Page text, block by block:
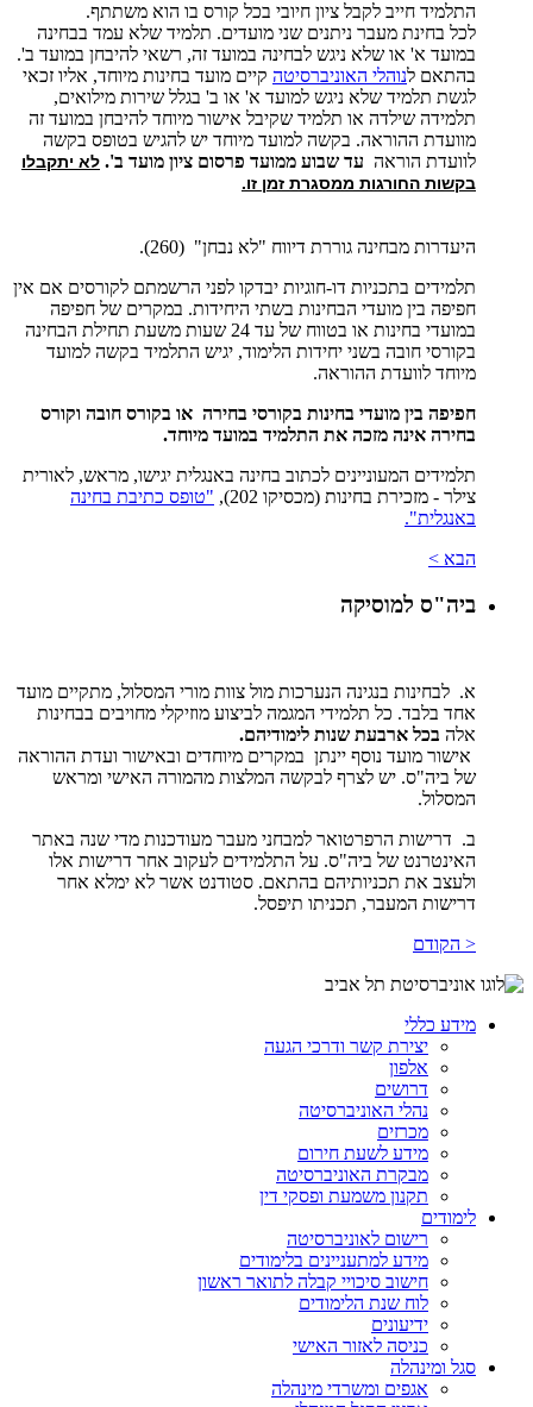
התלמיד חייב לקבל ציון חיובי בכל קורס בו הוא משתתף.
לכל בחינת מעבר ניתנים שני מועדים. תלמיד שלא עמד בבחינה
במועד א' או שלא ניגש לבחינה במועד זה, רשאי להיבחן במועד ב'.
בהתאם לנוהלי האוניברסיטה קיים מועד בחינות מיוחד, אליו זכאי
לגשת תלמיד שלא ניגש למועד א' או ב' בגלל שירות מילואים,
תלמידה שילדה או תלמיד שקיבל אישור מיוחד להיבחן במועד זה
מוועדת ההוראה. בקשה למועד מיוחד יש להגיש בטופס בקשה
לוועדת הוראה עד שבוע ממועד פרסום ציון מועד ב'. לא יתקבלו
בקשות החורגות ממסגרת זמן זו.
היעדרות מבחינה גוררת דיווח "לא נבחן" (260).
תלמידים בתכניות דו-חוגיות יבדקו לפני הרשמתם לקורסים אם אין
חפיפה בין מועדי הבחינות בשתי היחידות. במקרים של חפיפה
במועדי בחינות או בטווח של עד 24 שעות משעת תחילת הבחינה
בקורסי חובה בשני יחידות הלימוד, יגיש התלמיד בקשה למועד
מיוחד לוועדת ההוראה.
חפיפה בין מועדי בחינות בקורסי בחירה או בקורס חובה וקורס
בחירה אינה מזכה את התלמיד במועד מיוחד.
תלמידים המעוניינים לכתוב בחינה באנגלית יגישו, מראש, לאורית
צילר - מזכירת בחינות (מכסיקו 202),
"טופס כתיבת בחינה
באנגלית".
הבא >
ביה"ס למוסיקה
א. לבחינות בנגינה הנערכות מול צוות מורי המסלול, מתקיים מועד
אחד בלבד. כל תלמידי המגמה לביצוע מוזיקלי מחויבים בבחינות
אלה בכל ארבעת שנות לימודיהם.
אישור מועד נוסף יינתן במקרים מיוחדים ובאישור ועדת ההוראה
של ביה"ס. יש לצרף לבקשה המלצות מהמורה האישי ומראש
המסלול.
ב. דרישות הרפרטואר למבחני מעבר מעודכנות מדי שנה באתר
האינטרנט של ביה"ס. על התלמידים לעקוב אחר דרישות אלו
ולעצב את תכניותיהם בהתאם. סטודנט אשר לא ימלא אחר
דרישות המעבר, תכניתו תיפסל.
< הקודם
מידע כללי
יצירת קשר ודרכי הגעה
אלפון
דרושים
נהלי האוניברסיטה
מכרזים
מידע לשעת חירום
מבקרת האוניברסיטה
תקנון משמעת ופסקי דין
לימודים
רישום לאוניברסיטה
מידע למתעניינים בלימודים
חישוב סיכויי קבלה לתואר ראשון
לוח שנת הלימודים
ידיעונים
כניסה לאזור האישי
סגל ומינהלה
אגפים ומשרדי מינהלה